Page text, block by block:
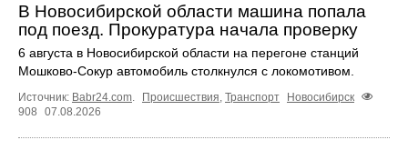
В Новосибирской области машина попала
под поезд. Прокуратура начала проверку
6 августа в Новосибирской области на перегоне станций
Мошково-Сокур автомобиль столкнулся с локомотивом.
Источник: Babr24.com. Происшествия, Транспорт
Новосибирск
908
07.08.2026